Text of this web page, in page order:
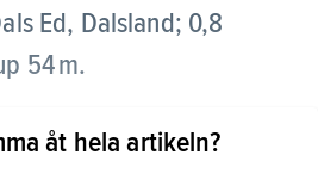
Ed, Dalsland; 0,8
54 m.
Sjön, som varken har
åt hela artikeln?